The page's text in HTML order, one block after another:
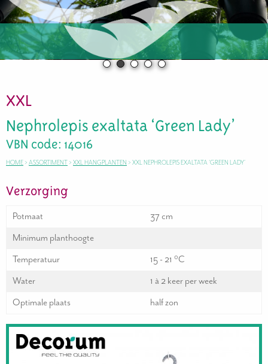
XXL
Nephrolepis exaltata ‘Green Lady’
VBN code: 14016
HOME > ASSORTIMENT > XXL HANGPLANTEN > XXL NEPHROLEPIS EXALTATA ‘GREEN LADY’
Verzorging
Potmaat
37 cm
Minimum planthoogte
Temperatuur
15 - 21 °C
Water
1 à 2 keer per week
Optimale plaats
half zon